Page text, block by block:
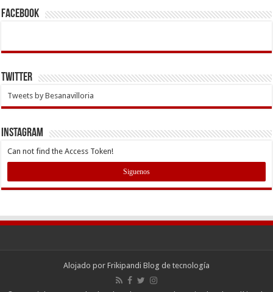
Facebook
Twitter
Tweets by Besanavilloria
INSTAGRAM
Can not find the Access Token!
Siguenos
Alojado por Frikipandi Blog de tecnología